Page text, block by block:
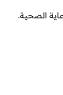
الصحية.